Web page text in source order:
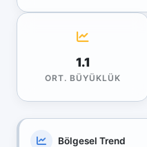
1.1
ORT. BÜYÜKLÜK
Bölgesel Trend